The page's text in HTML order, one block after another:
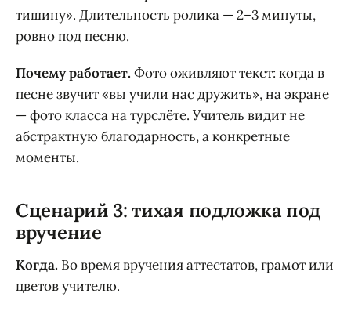
тишину». Длительность ролика — 2–3 минуты,
ровно под песню.
Почему работает. Фото оживляют текст: когда в
песне звучит «вы учили нас дружить», на экране
— фото класса на турслёте. Учитель видит не
абстрактную благодарность, а конкретные
моменты.
Сценарий 3: тихая подложка под
вручение
Когда. Во время вручения аттестатов, грамот или
цветов учителю.